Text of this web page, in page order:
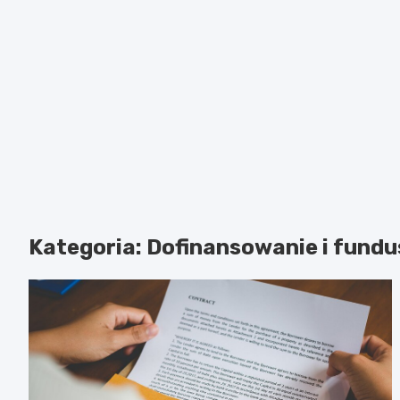
Kategoria: Dofinansowanie i